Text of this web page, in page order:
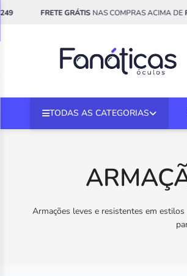
FRETE GRÁTISNAS COMPRAS ACIMA DER$ 249
TODAS AS CATEGORIAS
Armações leves e resistentes em